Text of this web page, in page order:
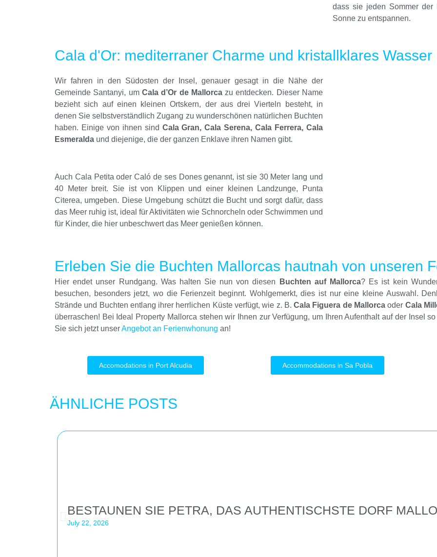
dass sie jeden Sommer
Sonne zu entspannen.
Cala d'Or: mediterraner Charme und kristallklares Wasser
Wir fahren in den Südosten der Insel, genauer gesagt in die Nähe der
Gemeinde Santanyi, um Cala d’Or de Mallorcazu entdecken. Dieser Name
bezieht sich auf einen kleinen Ortskern, der aus drei Vierteln besteht, in
denen Sie selbstverständlich Zugang zu wunderschönen natürlichen Buchten
haben. Einige von ihnen sind Cala Gran, Cala Serena, Cala Ferrera, Cala
Esmeralda und diejenige, die der ganzen Enklave ihren Namen gibt.
Auch Cala Petita oder Caló de ses Dones genannt, ist sie 30 Meter lang und
40 Meter breit. Sie ist von Klippen und einer kleinen Landzunge, Punta
Citerea, umgeben. Diese Umgebung schützt die Bucht und sorgt dafür, dass
das Meer ruhig ist, ideal für Aktivitäten wie Schnorcheln oder Schwimmen und
für Kinder, die hier unbeschwert das Meer genießen können.
Erleben Sie die Buchten Mallorcas hautnah von unseren
Hier endet unser Rundgang. Was halten Sie nun von diesen Buchten auf Mallorca? Es ist kein
besuchen, besonders jetzt, wo die Ferienzeit beginnt. Wohlgemerkt, dies ist nur eine kleine Auswahl.
Strände und Buchten entlang ihrer herrlichen Küste verfügt, wie z. B.Cala Figuera de Mallorcaoder Cala
überraschen! Bei Ideal Property Mallorca stehen wir Ihnen zur Verfügung, um Ihren Aufenthalt auf der Insel
Sie sich jetzt unserAngebot an Ferienwhonung an!
Accomodations in Port Alcudia Accommodations in Sa Pobla
ÄHNLICHE POSTS
BESTAUNEN SIE PETRA, DAS AUTHENTISCHSTE DORF
July 22, 2026